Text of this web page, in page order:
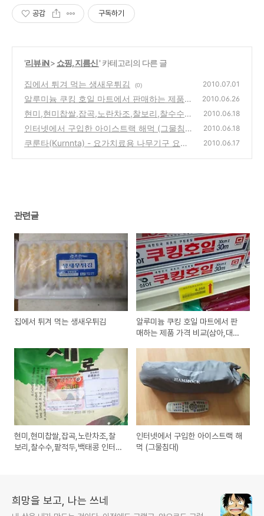
공감 구독하기
'리뷰 iN> 쇼핑, 지름신' 카테고리의 다른 글
집에서 튀겨 먹는 생새우튀김 (0) 2010.07.01
알루미늄 쿠킹 호일 마트에서 판매하는 제품
가격 비교(삼아,대한,킴스클럽PB,롯데)
(0)
2010.06.26
현미,현미찹쌀,잡곡,노란차조,찰보리,찰수수,
팥적두,백태콩 인터넷으로 구입
(0)
2010.06.18
인터넷에서 구입한 아이스트랙 해먹 (그물침
대)
(0)
2010.06.18
쿠룬타(Kurnnta) - 요가치료용 나무기구 요가
2010.06.17
관련글
집에서 튀겨 먹는 생새우튀김
알루미늄 쿠킹 호일 마트에서 판
매하는 제품 가격 비교(삼아,대한,
현미,현미찹쌀,잡곡,노란차조,찰
보리,찰수수,팥적두,백태콩 인터
인터넷에서 구입한 아이스트랙 해
먹 (그물침대)
희망을 보고, 나는 쓰네